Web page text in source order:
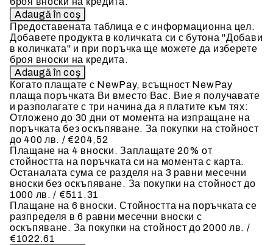
Предоставената таблица е с информационна цел.
Добавете продукта в количката си с бутона "Добави
в количката" и при поръчка ще можете да изберете
броя вноски на кредита.
Когато плащате с NewPay, всъщност NewPay
плаща поръчката Ви вместо Вас. Вие я получавате
и разполагате с три начина да я платите към тях:
Отложено до 30 дни от момента на изпращане на
поръчката без оскъпяване. За покупки на стойност
до 400 лв. / €204,52
Плащане на 4 вноски. Заплащате 20% от
стойността на поръчката си на момента с карта.
Останалата сума се разделя на 3 равни месечни
вноски без оскъпяване. За покупки на стойност до
1000 лв. / €511.31
Плащане на 6 вноски. Стойността на поръчката се
разпределя в 6 равни месечни вноски с
оскъпяване. За покупки на стойност до 2000 лв. /
€1022.61